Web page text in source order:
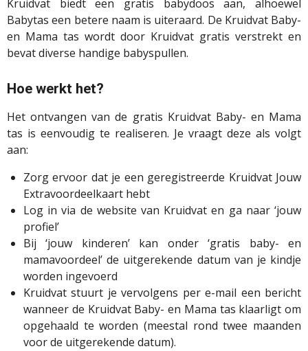
Kruidvat biedt een gratis babydoos aan, alhoewel
Babytas een betere naam is uiteraard. De Kruidvat Baby-
en Mama tas wordt door Kruidvat gratis verstrekt en
bevat diverse handige babyspullen.
Hoe werkt het?
Het ontvangen van de gratis Kruidvat Baby- en Mama
tas is eenvoudig te realiseren. Je vraagt deze als volgt
aan:
Zorg ervoor dat je een geregistreerde Kruidvat Jouw
Extravoordeelkaart hebt
Log in via de website van Kruidvat en ga naar ‘jouw
profiel’
Bij ‘jouw kinderen’ kan onder ‘gratis baby- en
mamavoordeel’ de uitgerekende datum van je kindje
worden ingevoerd
Kruidvat stuurt je vervolgens per e-mail een bericht
wanneer de Kruidvat Baby- en Mama tas klaarligt om
opgehaald te worden (meestal rond twee maanden
voor de uitgerekende datum).